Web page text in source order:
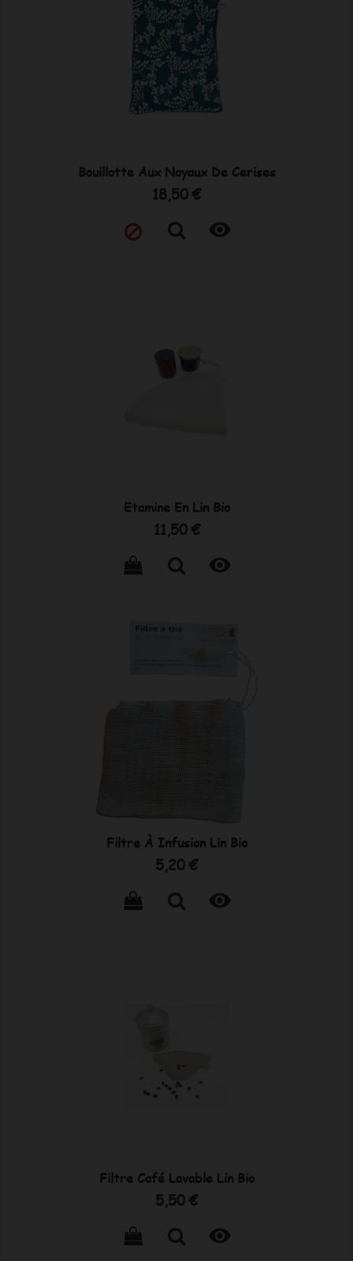
Bouillotte Aux Noyaux De Cerises
Prix
18,50 €

Etamine En Lin Bio
Prix
11,50 €

Filtre À Infusion Lin Bio
Prix
5,20 €

Filtre Café Lavable Lin Bio
Prix
5,50 €
